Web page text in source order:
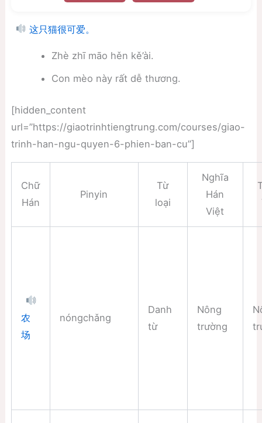
这只猫很可爱。
Zhè zhī māo hěn kě’ài.
Con mèo này rất dễ thương.
[hidden_content
url=”https://giaotrinhtiengtrung.com/courses/giao-
trinh-han-ngu-quyen-6-phien-ban-cu”]
Chữ
Hán
Pinyin
Từ
loại
Nghĩa
Hán
Việt
农
场
nóngchǎng
Danh
từ
Nông
trường